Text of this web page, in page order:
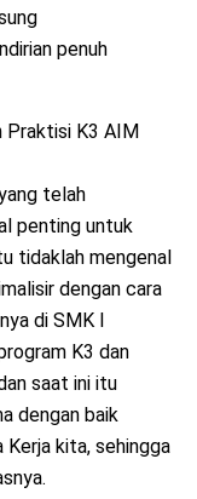
penuh
Praktisi K3 AIM
telah
penting untuk
tidaklah mengenal
dengan cara
di SMK I
K3 dan
saat ini itu
dengan baik
Kerja kita, sehingga